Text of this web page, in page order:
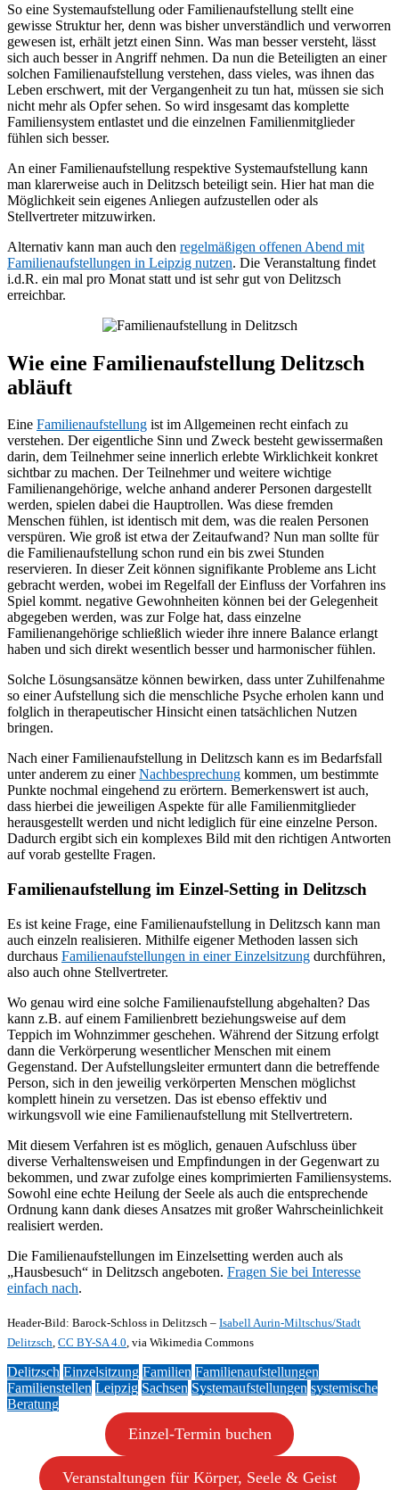
So eine Systemaufstellung oder Familienaufstellung stellt eine
gewisse Struktur her, denn was bisher unverständlich und verworren
gewesen ist, erhält jetzt einen Sinn. Was man besser versteht, lässt
sich auch besser in Angriff nehmen. Da nun die Beteiligten an einer
solchen Familienaufstellung verstehen, dass vieles, was ihnen das
Leben erschwert, mit der Vergangenheit zu tun hat, müssen sie sich
nicht mehr als Opfer sehen. So wird insgesamt das komplette
Familiensystem entlastet und die einzelnen Familienmitglieder
fühlen sich besser.
An einer Familienaufstellung respektive Systemaufstellung kann
man klarerweise auch in Delitzsch beteiligt sein. Hier hat man die
Möglichkeit sein eigenes Anliegen aufzustellen oder als
Stellvertreter mitzuwirken.
Alternativ kann man auch den regelmäßigen offenen Abend mit
Familienaufstellungen in Leipzig nutzen. Die Veranstaltung findet
i.d.R. ein mal pro Monat statt und ist sehr gut von Delitzsch
erreichbar.
Wie eine Familienaufstellung Delitzsch
abläuft
Eine Familienaufstellung ist im Allgemeinen recht einfach zu
verstehen. Der eigentliche Sinn und Zweck besteht gewissermaßen
darin, dem Teilnehmer seine innerlich erlebte Wirklichkeit konkret
sichtbar zu machen. Der Teilnehmer und weitere wichtige
Familienangehörige, welche anhand anderer Personen dargestellt
werden, spielen dabei die Hauptrollen. Was diese fremden
Menschen fühlen, ist identisch mit dem, was die realen Personen
verspüren. Wie groß ist etwa der Zeitaufwand? Nun man sollte für
die Familienaufstellung schon rund ein bis zwei Stunden
reservieren. In dieser Zeit können signifikante Probleme ans Licht
gebracht werden, wobei im Regelfall der Einfluss der Vorfahren ins
Spiel kommt. negative Gewohnheiten können bei der Gelegenheit
abgegeben werden, was zur Folge hat, dass einzelne
Familienangehörige schließlich wieder ihre innere Balance erlangt
haben und sich direkt wesentlich besser und harmonischer fühlen.
Solche Lösungsansätze können bewirken, dass unter Zuhilfenahme
so einer Aufstellung sich die menschliche Psyche erholen kann und
folglich in therapeutischer Hinsicht einen tatsächlichen Nutzen
bringen.
Nach einer Familienaufstellung in Delitzsch kann es im Bedarfsfall
unter anderem zu einerNachbesprechung kommen, um bestimmte
Punkte nochmal eingehend zu erörtern. Bemerkenswert ist auch,
dass hierbei die jeweiligen Aspekte für alle Familienmitglieder
herausgestellt werden und nicht lediglich für eine einzelne Person.
Dadurch ergibt sich ein komplexes Bild mit den richtigen Antworten
auf vorab gestellte Fragen.
Familienaufstellung im Einzel-Setting in Delitzsch
Es ist keine Frage, eine Familienaufstellung in Delitzsch kann man
auch einzeln realisieren. Mithilfe eigener Methoden lassen sich
durchaus Familienaufstellungen in einer Einzelsitzung durchführen,
also auch ohne Stellvertreter.
Wo genau wird eine solche Familienaufstellung abgehalten? Das
kann z.B. auf einem Familienbrett beziehungsweise auf dem
Teppich im Wohnzimmer geschehen. Während der Sitzung erfolgt
dann die Verkörperung wesentlicher Menschen mit einem
Gegenstand. Der Aufstellungsleiter ermuntert dann die betreffende
Person, sich in den jeweilig verkörperten Menschen möglichst
komplett hinein zu versetzen. Das ist ebenso effektiv und
wirkungsvoll wie eine Familienaufstellung mit Stellvertretern.
Mit diesem Verfahren ist es möglich, genauen Aufschluss über
diverse Verhaltensweisen und Empfindungen in der Gegenwart zu
bekommen, und zwar zufolge eines komprimierten Familiensystems.
Sowohl eine echte Heilung der Seele als auch die entsprechende
Ordnung kann dank dieses Ansatzes mit großer Wahrscheinlichkeit
realisiert werden.
Die Familienaufstellungen im Einzelsetting werden auch als
„Hausbesuch“ in Delitzsch angeboten. Fragen Sie bei Interesse
einfach nach.
Header-Bild: Barock-Schloss in Delitzsch – Isabell Aurin-Miltschus/Stadt
Delitzsch, CC BY-SA 4.0, via Wikimedia Commons
Delitzsch Einzelsitzung Familien Familienaufstellungen
Familienstellen Leipzig Sachsen Systemaufstellungen systemische
Beratung
Einzel-Termin buchen
Veranstaltungen für Körper, Seele & Geist